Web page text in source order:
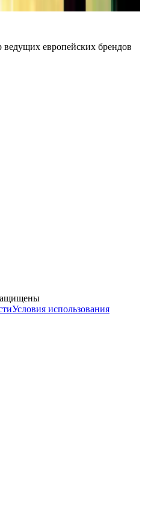
европейских брендов
Условия использования